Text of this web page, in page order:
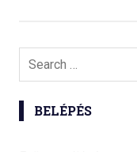
BELÉPÉS